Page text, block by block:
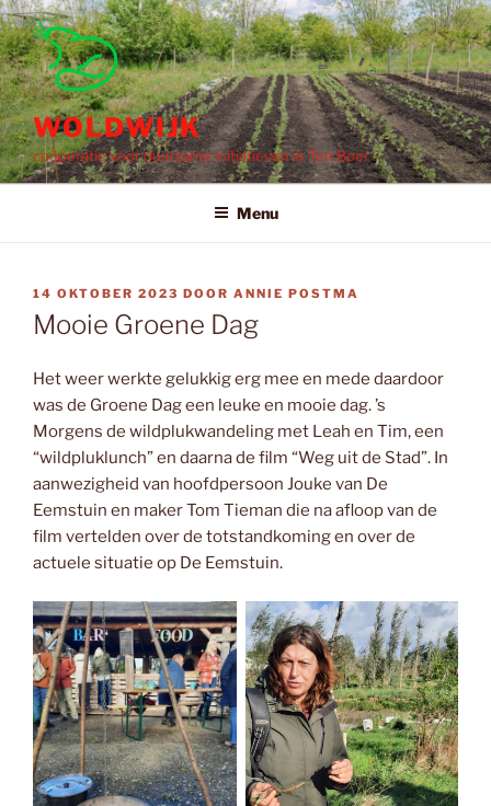
Ga
naar
de
inhoud
WOLDWIJK
coöperatie voor duurzame initiatieven in Ten Boer
Menu
GEPLAATST
OP
14 OKTOBER 2023 DOOR ANNIE POSTMA
Mooie Groene Dag
Het weer werkte gelukkig erg mee en mede daardoor
was de Groene Dag een leuke en mooie dag. ’s
Morgens de wildplukwandeling met Leah en Tim, een
“wildpluklunch” en daarna de film “Weg uit de Stad”. In
aanwezigheid van hoofdpersoon Jouke van De
Eemstuin en maker Tom Tieman die na afloop van de
film vertelden over de totstandkoming en over de
actuele situatie op De Eemstuin.